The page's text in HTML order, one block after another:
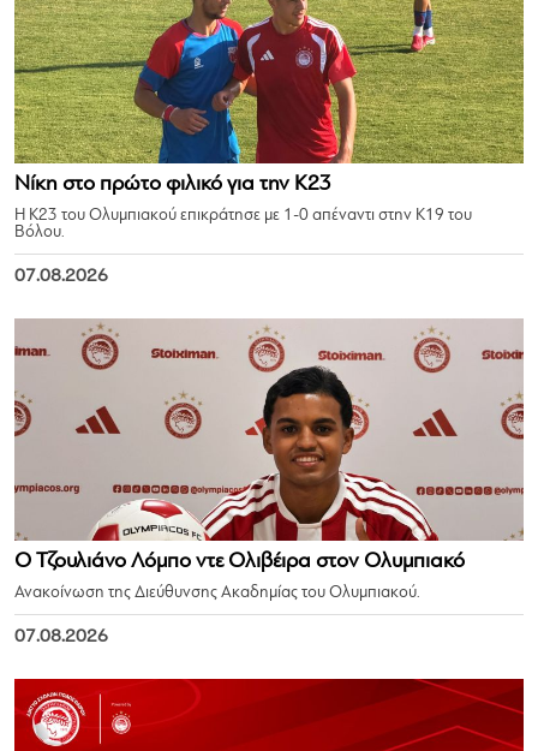
Νίκη στο πρώτο φιλικό για την Κ23
Η Κ23 του Ολυμπιακού επικράτησε με 1-0 απέναντι στην Κ19 του
Βόλου.
07.08.2026
Ο Τζουλιάνο Λόμπο ντε Ολιβέιρα στον Ολυμπιακό
Ανακοίνωση της Διεύθυνσης Ακαδημίας του Ολυμπιακού.
07.08.2026